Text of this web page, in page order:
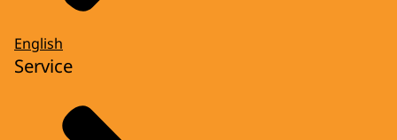
English
Service